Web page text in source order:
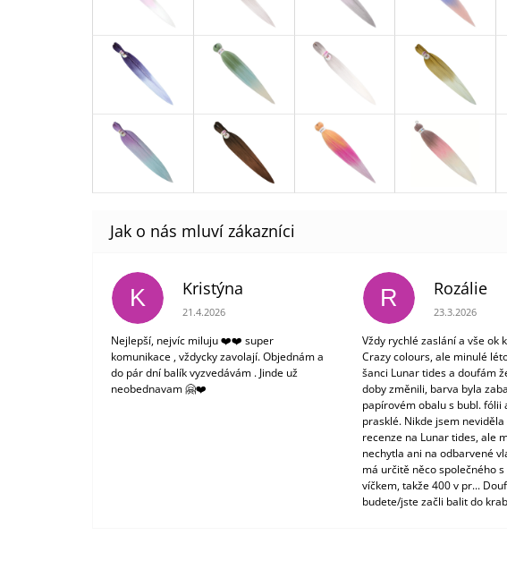
K Kristýna
Hodnocení obchodu je 5 z 5 hvězdiček.
21.4.2026
Nejlepší, nejvíc miluju ❤️❤️ super
komunikace , vždycky zavolají. Objednám a
do pár dní balík vyzvedávám . Jinde už
neobednavam 🤗❤️
R Rozálie
Hodnocení
23.3.2026
Vždy rychlé zaslání a vše ok
Crazy colours, ale minulé
šanci Lunar tides a doufám
doby změnili, barva byla
papírovém obalu s bubl. fólii
prasklé. Nikde jsem
recenze na Lunar tides, ale
nechytla ani na odbarvené
má určitě něco společného
víčkem, takže 400 v pr...
budete/jste začli balit do